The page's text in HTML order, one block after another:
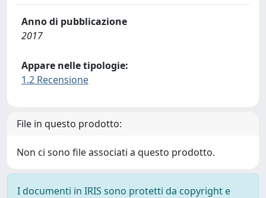
Anno di pubblicazione
2017
Appare nelle tipologie:
1.2 Recensione
File in questo prodotto:
Non ci sono file associati a questo prodotto.
I documenti in IRIS sono protetti da copyright e